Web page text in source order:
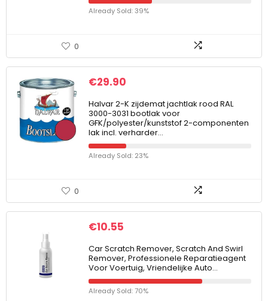
Already Sold: 39%
0
€29.90
Halvar 2-K zijdemat jachtlak rood RAL
3000-3031 bootlak voor
GFK/polyester/kunststof 2-componenten
lak incl. verharder…
Already Sold: 23%
0
€10.55
Car Scratch Remover, Scratch And Swirl
Remover, Professionele Reparatieagent
Voor Voertuig, Vriendelijke Auto…
Already Sold: 70%